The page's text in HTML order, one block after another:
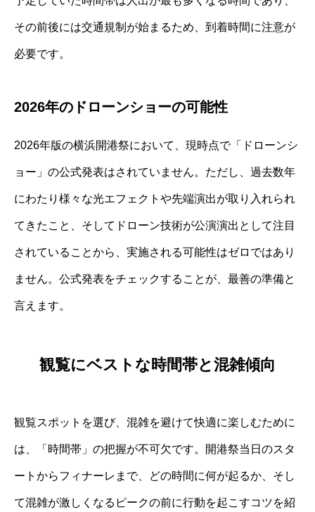
その前後には交通規制が始まるため、到着時間に注意が
必要です。
2026年のドローンショーの可能性
2026年版の横浜開港祭において、現時点で「ドローンシ
ョー」の公式発表はされていません。ただし、過去数年
にわたり様々な光エフェクトや先端演出が取り入れられ
てきたこと、そしてドローン技術が公演演出として注目
されていることから、実施される可能性はゼロではあり
ません。公式発表をチェックすることが、最善の準備と
言えます。
観覧にベストな時間帯と混雑傾向
観覧スポットを選び、混雑を避けて快適に楽しむために
は、「時間帯」の把握が不可欠です。開港祭当日のスタ
ートからフィナーレまで、どの時間に何が起るか、そし
て混雑が激しくなるピークの前に行動を起こすコツを紹